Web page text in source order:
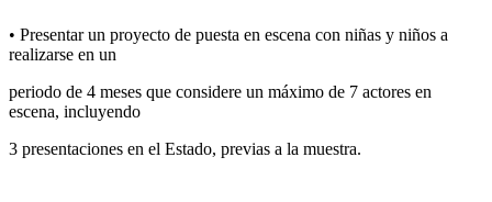
• Presentar un proyecto de puesta en escena con niñas y niños a
realizarse en un
periodo de 4 meses que considere un máximo de 7 actores en
escena, incluyendo
3 presentaciones en el Estado, previas a la muestra.